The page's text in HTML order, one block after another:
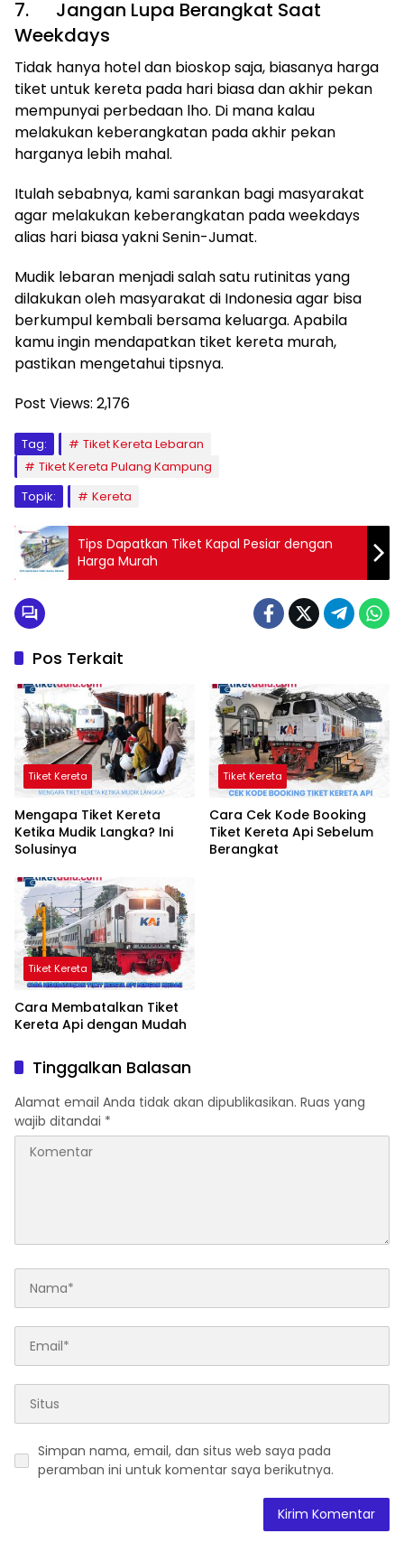
7. Jangan Lupa Berangkat Saat
Weekdays
Tidak hanya hotel dan bioskop saja, biasanya harga
tiket untuk kereta pada hari biasa dan akhir pekan
mempunyai perbedaan lho. Di mana kalau
melakukan keberangkatan pada akhir pekan
harganya lebih mahal.
Itulah sebabnya, kami sarankan bagi masyarakat
agar melakukan keberangkatan pada weekdays
alias hari biasa yakni Senin-Jumat.
Mudik lebaran menjadi salah satu rutinitas yang
dilakukan oleh masyarakat di Indonesia agar bisa
berkumpul kembali bersama keluarga. Apabila
kamu ingin mendapatkan tiket kereta murah,
pastikan mengetahui tipsnya.
Post Views: 2,176
Tag:
Tiket Kereta Lebaran
Tiket Kereta Pulang Kampung
Topik:
Kereta
Tips Dapatkan Tiket Kapal Pesiar dengan
Harga Murah
Pos Terkait
Tiket Kereta
Mengapa Tiket Kereta
Ketika Mudik Langka? Ini
Solusinya
Tiket Kereta
Cara Cek Kode Booking
Tiket Kereta Api Sebelum
Berangkat
Tiket Kereta
Cara Membatalkan Tiket
Kereta Api dengan Mudah
Tinggalkan Balasan
Alamat email Anda tidak akan dipublikasikan. Ruas yang
wajib ditandai *
Simpan nama, email, dan situs web saya pada
peramban ini untuk komentar saya berikutnya.